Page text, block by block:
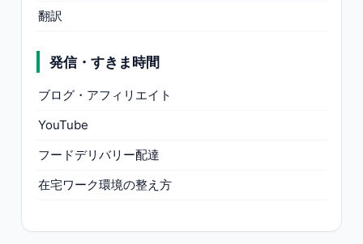
翻訳
発信・すきま時間
ブログ・アフィリエイト
YouTube
フードデリバリー配達
在宅ワーク環境の整え方